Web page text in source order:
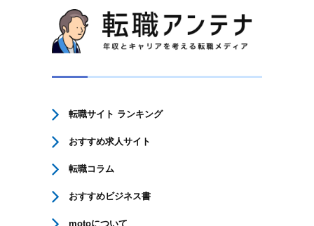
転職サイト ランキング
おすすめ求人サイト
転職コラム
おすすめビジネス書
motoについて